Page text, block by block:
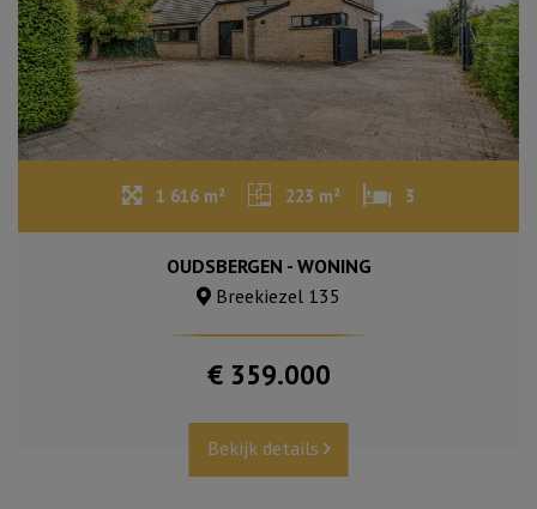
1 616 m² 223 m² 3
OUDSBERGEN - WONING
Breekiezel 135
€ 359.000
Bekijk details